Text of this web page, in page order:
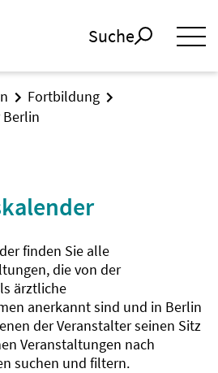
Suche
Fortbildung
finden Sie alle
die von der
ärztliche
anerkannt sind und in Berlin
der Veranstalter seinen Sitz
Veranstaltungen nach
suchen und filtern.